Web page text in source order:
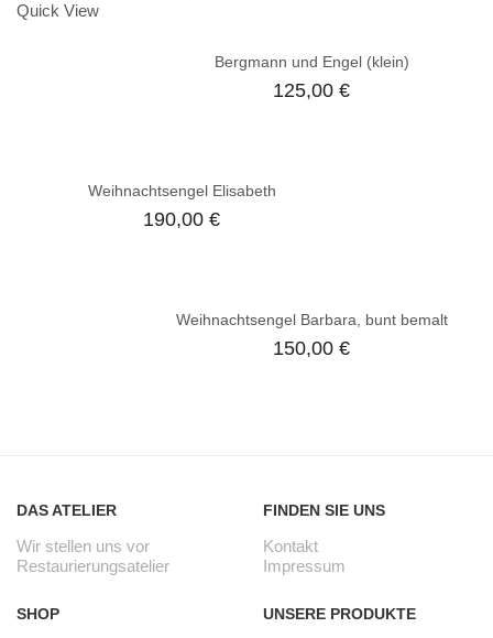
Quick View
Bergmann und Engel (klein)
125,00 €
Weihnachtsengel Elisabeth
190,00 €
Weihnachtsengel Barbara, bunt bemalt
150,00 €
DAS ATELIER
Wir stellen uns vor
Restaurierungsatelier
SHOP
FINDEN SIE UNS
Kontakt
Impressum
UNSERE PRODUKTE